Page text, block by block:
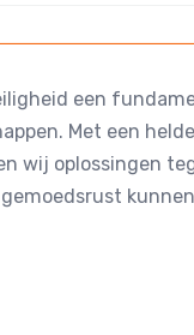
een
Met een
wij oplossingen